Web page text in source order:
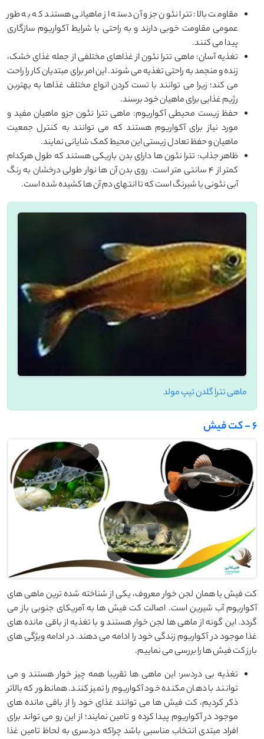
مقاومت بالا: تترا نئون جزو آن دسته از ماهیانی هستند که به طور
عمومی مقاومت خوبی دارند و به راحتی با شرایط آکواریوم سازگاری
پیدا می کنند.
تغذیه آسان: ماهی تترا نئون از غذاهای مختلفی از جمله غذای خشک،
زنده و منجمد به راحتی تغذیه می شوند. این امر برای مبتدیان کار را راحت
می کند؛ زیرا می توانند با تست کردن انواع مختلف غذاها به بهتربن
رژیم غذایی برای ماهیان خود برسند.
حفظ زیست محیطی آکواریوم: ماهی تترا نئون جزو ماهیان مفید و
مورد نیاز برای آکواریوم هستند که می توانند به کنترل جمعیت
ماهیان و حفظ تعادل زیستی این محیط کمک شایانی نمایند.
ظاهر جذاب: تترا نئون ها دارای بدن باریکی هستند که طول هرکدام
کمتر از 4 سانتی متر است. روی بدن آن ها نوار طولی درخشان به رنگ
آبی نئونی یا شبرنگ است که تا انتهای دم آن ها کشیده شده است.
ماهی تترا گلدن تیپ مولد
6 - کت فیش
کت فیش یا همان لجن خوار معروف، یکی از شناخته شده ترین ماهی های
آکواریوم آب شیرین است. اصالت کت فیش ها به آمریکای جنوبی باز می
گردد. این گونه از ماهی ها لجن خوار هستند و با تغذیه از باقی مانده های
غذا موجود در آکواریوم زندگی خود را ادامه می دهند. در ادامه ویژگی های
بارز کت فیش ها را بررسی می نماییم.
تغذیه بی دردسر: این ماهی ها تقریبا همه چیز خوار هستند و می
توانند با دهان مکنده خود آکواریوم را تمیز کنند. همانطور که بالاتر
ذکر کردیم، کت فیش ها می توانند غذای خود را از باقی مانده های
موجود در آکواریوم پیدا کرده و تامین نمایند؛ از این رو می تواند برای
افراد مبتدی انتخاب مناسبی باشد چراکه دردسری به لحاظ تامین غذا